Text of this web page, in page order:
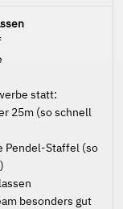
statt:
25m (so schnell
Pendel-Staffel (so
besonders gut